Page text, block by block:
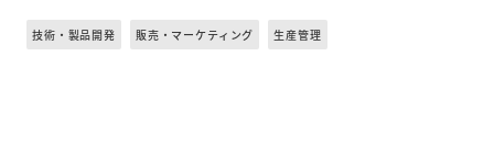
技術・製品開発 販売・マーケティング 生産管理